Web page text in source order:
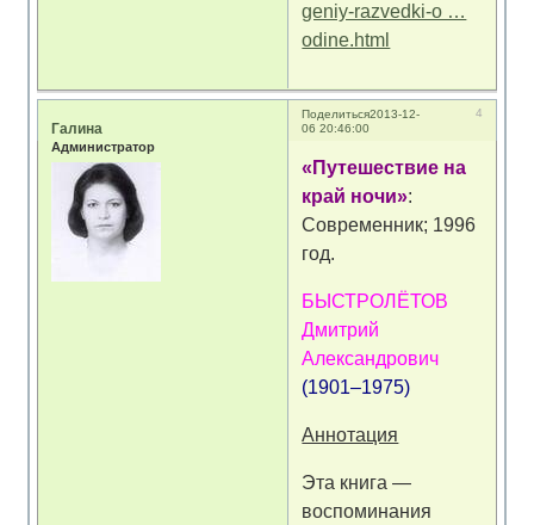
geniy-razvedki-o …
odine.html
Поделиться 4
2013-12-
06 20:46:00
Галина
Администратор
«Путешествие на
край ночи»:
Современник; 1996
год.
БЫСТРОЛЁТОВ
Дмитрий
Александрович
(1901–1975)
Аннотация
Эта книга —
воспоминания